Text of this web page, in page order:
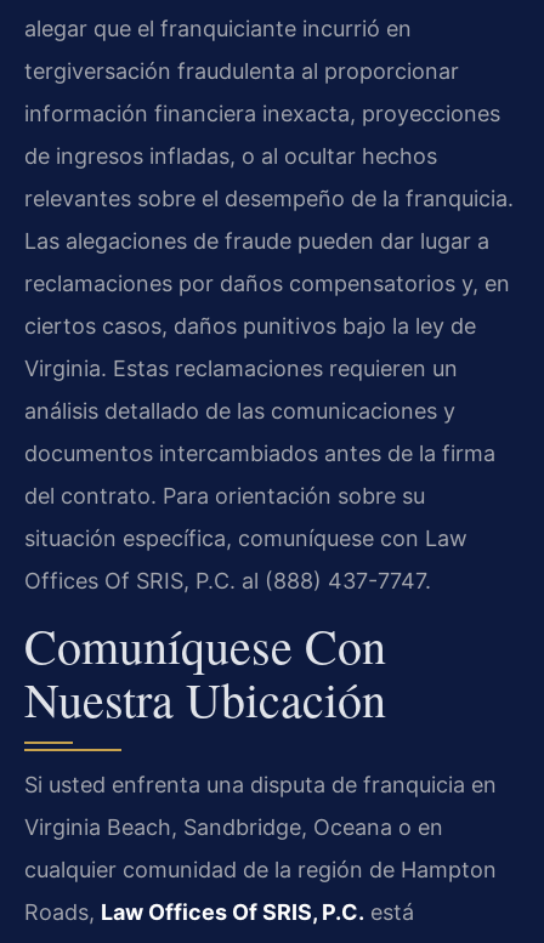
alegar que el franquiciante incurrió en
tergiversación fraudulenta al proporcionar
información financiera inexacta, proyecciones
de ingresos infladas, o al ocultar hechos
relevantes sobre el desempeño de la franquicia.
Las alegaciones de fraude pueden dar lugar a
reclamaciones por daños compensatorios y, en
ciertos casos, daños punitivos bajo la ley de
Virginia. Estas reclamaciones requieren un
análisis detallado de las comunicaciones y
documentos intercambiados antes de la firma
del contrato. Para orientación sobre su
situación específica, comuníquese con Law
Offices Of SRIS, P.C. al (888) 437-7747.
Comuníquese Con
Nuestra Ubicación
Si usted enfrenta una disputa de franquicia en
Virginia Beach, Sandbridge, Oceana o en
cualquier comunidad de la región de Hampton
Roads, Law Offices Of SRIS, P.C. está